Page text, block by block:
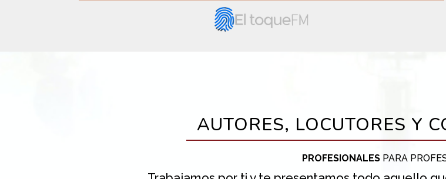
AUTORES, LOCUTORES Y
PROFESIONALESPARA